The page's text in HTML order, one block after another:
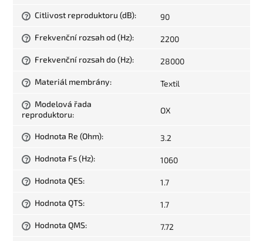
? Citlivost reproduktoru (dB): 90
? Frekvenční rozsah od (Hz): 2200
? Frekvenční rozsah do (Hz): 28000
? Materiál membrány: Textil
?
Modelová řada
reproduktoru: OX
? Hodnota Re (Ohm): 3.2
? Hodnota Fs (Hz): 1060
? Hodnota QES: 1.7
? Hodnota QTS: 1.7
? Hodnota QMS: 7.72